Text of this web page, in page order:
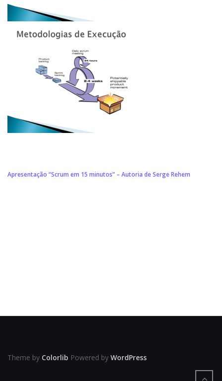
Apresentação “Scrum em 15 minutos” – Autoria de Serge Rehem
Theme by Colorlib Powered by WordPress